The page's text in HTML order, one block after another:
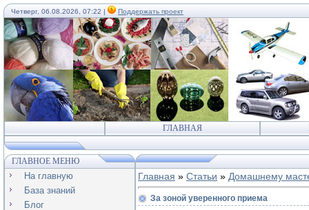
Четверг, 06.08.2026, 07:22 | Поддержать проект
ГЛАВНАЯ
ГЛАВНОЕ МЕНЮ
На главную
База знаний
Блог
Главная » Статьи » Домашнему
За зоной уверенного приема